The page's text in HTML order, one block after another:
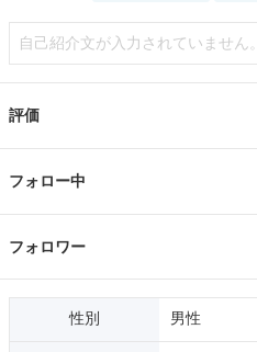
自己紹介文が入力されていません。
評価
フォロー中
フォロワー
性別 男性